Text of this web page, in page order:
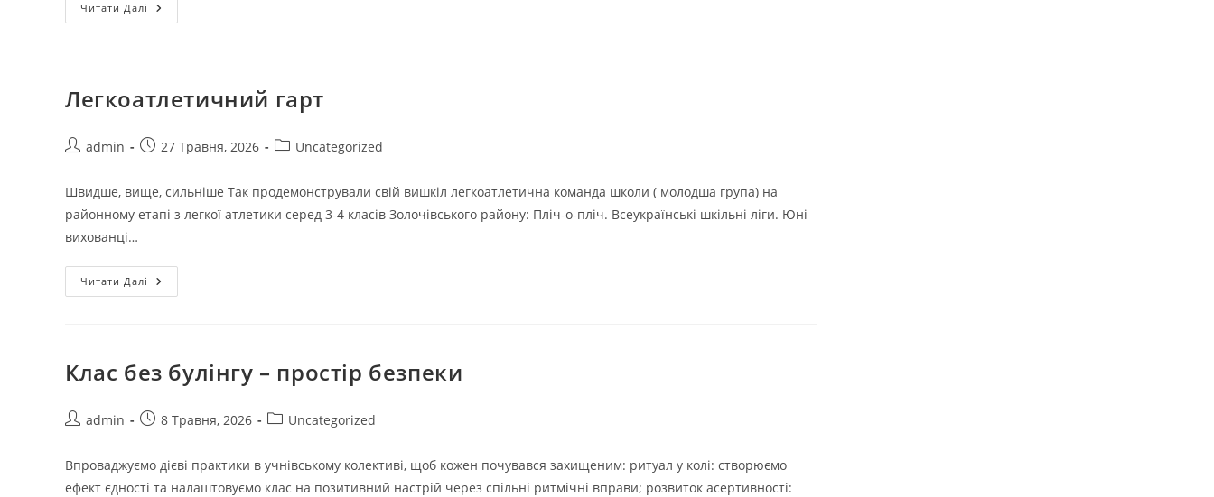
Читати Далі
Легкоатлетичний гарт
admin 27 Травня, 2026 Uncategorized
Швидше, вище, сильніше Так продемонстрували свій вишкіл легкоатлетична команда школи ( молодша група) на
районному етапі з легкої атлетики серед 3-4 класів Золочівського району: Пліч-о-пліч. Всеукраїнські шкільні ліги. Юні
вихованці…
Читати Далі
Клас без булінгу – простір безпеки
admin 8 Травня, 2026 Uncategorized
Впроваджуємо дієві практики в учнівському колективі, щоб кожен почувався захищеним: ритуал у колі: створюємо
ефект єдності та налаштовуємо клас на позитивний настрій через спільні ритмічні вправи; розвиток асертивності: